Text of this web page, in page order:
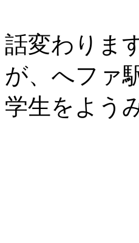
話変わりま
が、へファ
学生をよう